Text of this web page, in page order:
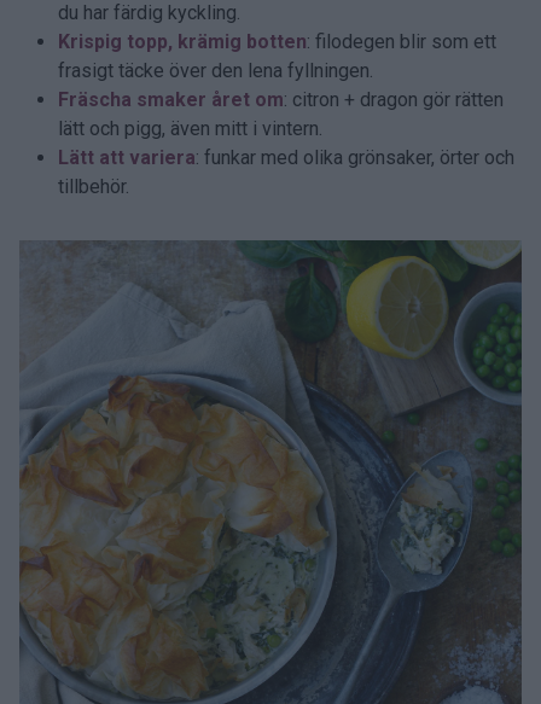
du har färdig kyckling.
Krispig topp, krämig botten: filodegen blir som ett
frasigt täcke över den lena fyllningen.
Fräscha smaker året om: citron + dragon gör rätten
lätt och pigg, även mitt i vintern.
Lätt att variera: funkar med olika grönsaker, örter och
tillbehör.